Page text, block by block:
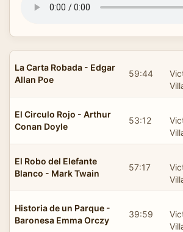
La Carta Robada - Edgar
Allan Poe
59:44
El Circulo Rojo - Arthur
Conan Doyle
53:12
El Robo del Elefante
Blanco - Mark Twain
57:17
Historia de un Parque -
Baronesa Emma Orczy
39:59